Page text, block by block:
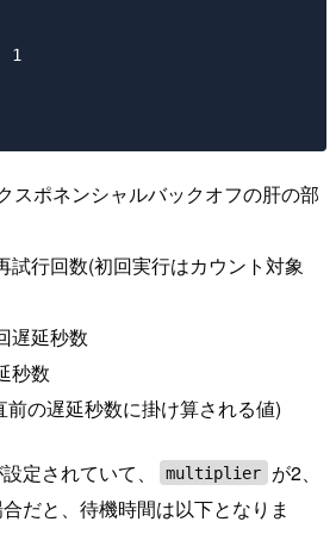
1
スポネンシャルバックオフの肝の部
試行回数(初回実行はカウント対象
遅延秒数
秒数
前の遅延秒数に掛け算される値)
定されていて、 multiplier が2、
だと、待機時間は以下となりま